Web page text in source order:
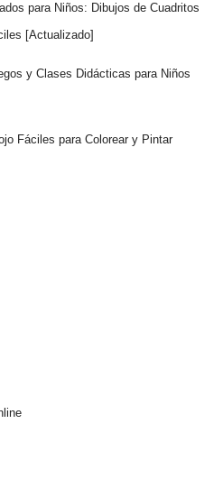
para Niños: Dibujos de Cuadritos
[Actualizado]
y Clases Didácticas para Niños
Fáciles para Colorear y Pintar